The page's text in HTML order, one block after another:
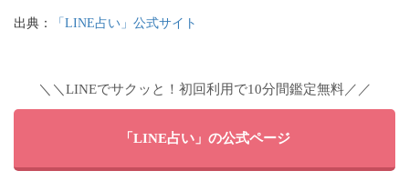
出典： 「LINE占い」公式サイト
＼＼LINEでサクッと！初回利用で10分間鑑定無料／／
「LINE占い」の公式ページ